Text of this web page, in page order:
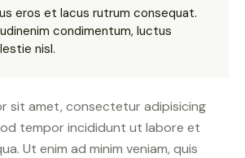
eros et lacus rutrum consequat.
condimentum, luctus
nisl.
sit amet, consectetur adipisicing
tempor incididunt ut labore et
Ut enim ad minim veniam, quis